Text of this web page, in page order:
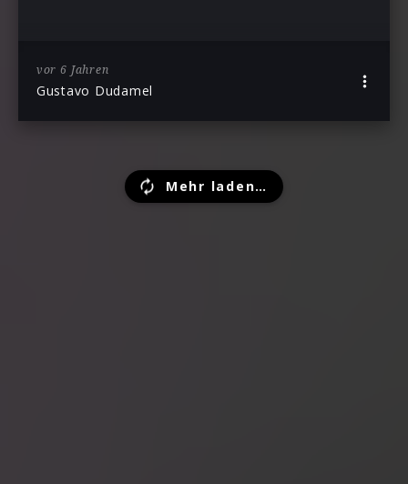
vor 6 Jahren
Gustavo Dudamel
Mehr laden…